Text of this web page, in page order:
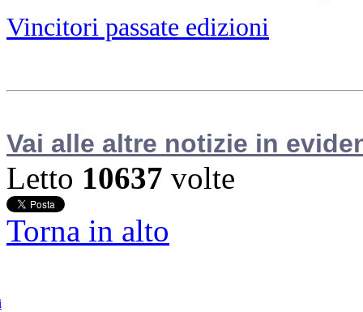
Vincitori passate edizioni
Vai alle altre notizie in
Letto 10637 volte
Torna in alto